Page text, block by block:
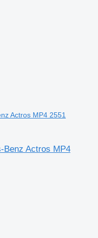
Actros MP4 2551
Benz Actros MP4